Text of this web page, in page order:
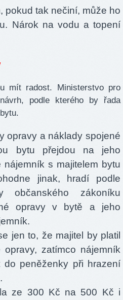
pokud tak nečiní, může ho
Nárok na vodu a topení
mít radost. Ministerstvo pro
podle kterého by řada
opravy a náklady spojené
bytu přejdou na jeho
nájemník s majitelem bytu
jinak, hradí podle
občanského zákoníku
opravy v bytě a jeho
jen to, že majitel by platil
zatímco nájemník
do peněženky při hrazení
ze 300 Kč na 500 Kč i